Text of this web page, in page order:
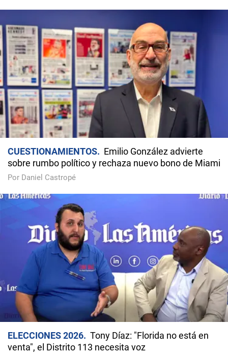
CUESTIONAMIENTOS
Emilio González advierte
sobre rumbo político y rechaza nuevo bono de Miami
Por Daniel Castropé
ELECCIONES 2026
Tony Díaz: "Florida no está en
venta", el Distrito 113 necesita voz